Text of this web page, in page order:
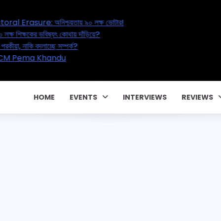
Electoral Erasure: অনিশ্চয়তায় ৯০ লক্ষ ভোটার!
২০ লক্ষ শিক্ষকের ভবিষ্যৎ কোথায় দাঁড়িয়ে?
বাড়ছে পরকীয়া, নাকি বদলাচ্ছে সম্পর্ক?
কন্ট্রাক্টে! CM Pema Khandu
HOME EVENTS INTERVIEWS REVIEWS